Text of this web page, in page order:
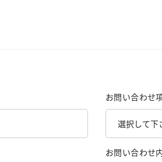
お問い合わせ
お問い合わせ